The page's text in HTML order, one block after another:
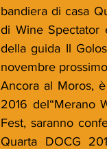
bandiera di casa
di Wine Spectator
della guida Il
novembre
Ancora al Moros,
2016 del“Merano
Fest, saranno
Quarta DOCG